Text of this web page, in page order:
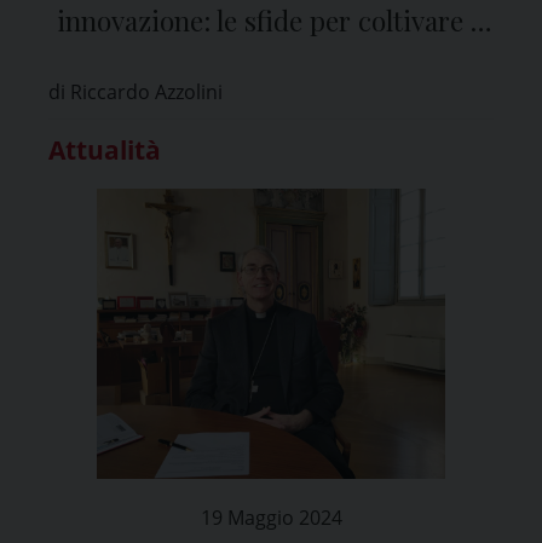
innovazione: le sfide per coltivare il
di Riccardo Azzolini
Attualità
19 Maggio 2024